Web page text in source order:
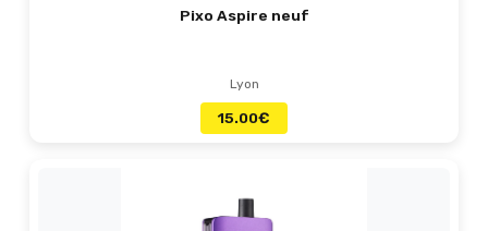
Pixo Aspire neuf
Lyon
15.00€